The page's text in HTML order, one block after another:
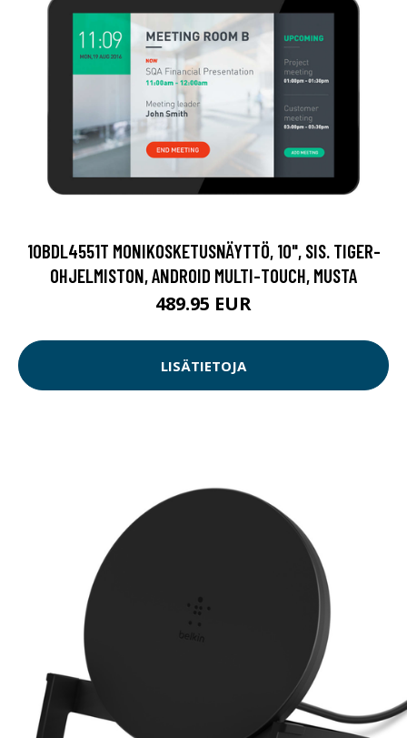
10BDL4551T MONIKOSKETUSNÄYTTÖ, 10", SIS. TIGER-
OHJELMISTON, ANDROID MULTI-TOUCH, MUSTA
489.95 EUR
LISÄTIETOJA